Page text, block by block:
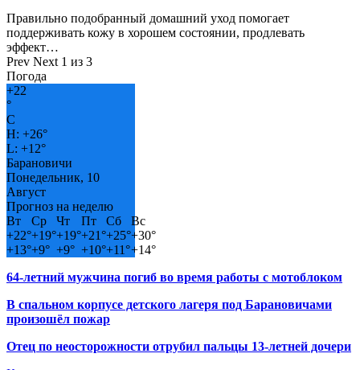
Правильно подобранный домашний уход помогает
поддерживать кожу в хорошем состоянии, продлевать
эффект…
Prev Next 1 из 3
Погода
+22
°
C
H: +26°
L: +12°
Барановичи
Понедельник, 10
Август
Прогноз на неделю
Вт
Ср Чт Пт Сб
Вс
+22°+19°+19°+21°+25°+30°
+13°+9° +9° +10°+11°+14°
64-летний мужчина погиб во время работы с мотоблоком
В спальном корпусе детского лагеря под Барановичами
произошёл пожар
Отец по неосторожности отрубил пальцы 13-летней дочери